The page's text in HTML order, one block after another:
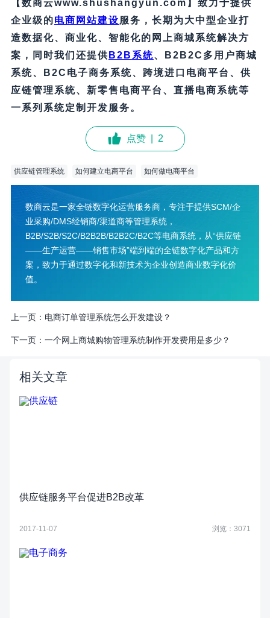
【数商云www.shushangyun.com】致力于提供
企业级的电商网站建设服务，长期为大中型企业打
造数据化、商业化、智能化的网上商城系统解决方
案，同时我们还提供 B2B系统、B2B2C多用户商城
系统、B2C电子商务系统、跨境进口电商平台、供
应链管理系统、新零售电商平台、直播电商系统等
一系列系统定制开发服务。
点赞 2
供应链管理系统 如何建立电商平台 如何做电商平台
数商云是一家全链数字化运营服务商，专注于提供SCM/企
业采购/DMS经销商/渠道商等管理系统，
B2B/S2B/S2C/B2B2B/B2B2C/B2C等电商系统，从“供应链
——生产运营——销售市场”端到端的全链数字化产品和方
案，致力于通过数字化和新技术为企业创造商业数字化价
值。
上一页： 电商订单管理系统怎么开发建设？
下一页： 一个网上商城购物管理系统制作开发费用是多少？
相关文章
供应链服务平台促进B2B改革
2017-11-07 浏览：3071